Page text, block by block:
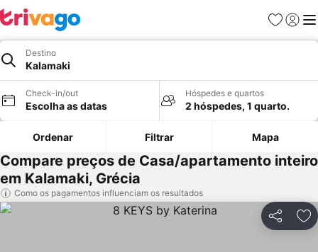
Favoritos
Iniciar
Destino
Kalamaki
Check-in/out
Escolha as datas
Hóspedes e quartos
2 hóspedes, 1 quarto.
Ordenar Filtrar Mapa
Compare preços de Casa/apartamento inteiro
em Kalamaki, Grécia
Como os pagamentos influenciam os resultados
Partilhar